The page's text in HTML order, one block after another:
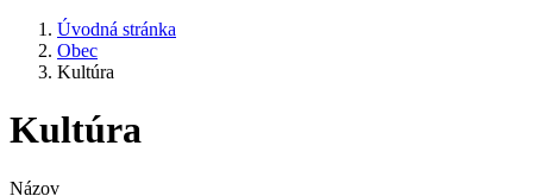
Úvodná stránka
Obec
Kultúra
Kultúra
Názov